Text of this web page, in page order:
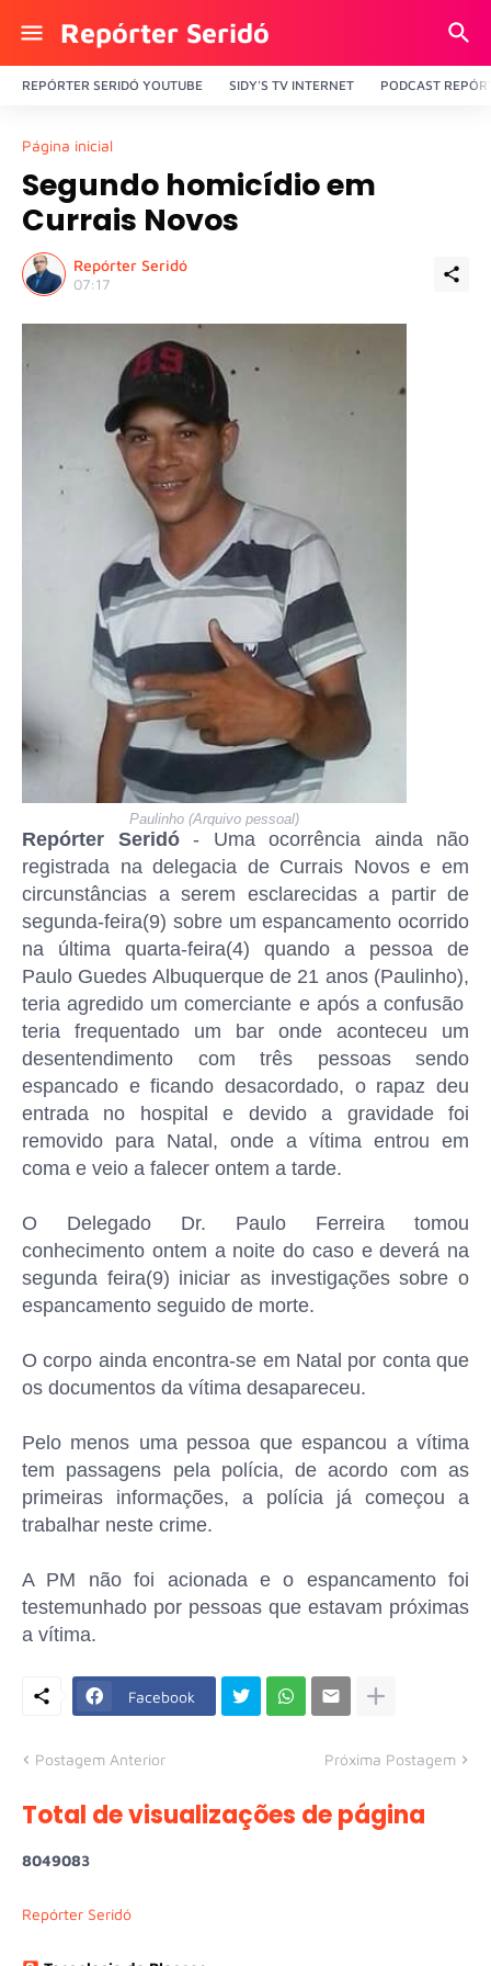
Repórter Seridó
REPÓRTER SERIDÓ YOUTUBE SIDY'S TV INTERNET PODCAST
Página inicial
Segundo homicídio em
Currais Novos
Repórter Seridó
07:17
Paulinho (Arquivo pessoal)
Repórter Seridó- Uma ocorrência ainda não
registrada na delegacia de Currais Novos e em
circunstâncias a serem esclarecidas a partir de
segunda-feira(9) sobre um espancamento ocorrido
na última quarta-feira(4) quando a pessoa de
Paulo Guedes Albuquerque de 21 anos (Paulinho),
teria agredido um comerciante e após a confusão
teria frequentado um bar onde aconteceu um
desentendimento com três pessoas sendo
espancado e ficando desacordado, o rapaz deu
entrada no hospital e devido a gravidade foi
removido para Natal, onde a vítima entrou em
coma e veio a falecer ontem a tarde.
O Delegado Dr. Paulo Ferreira tomou
conhecimento ontem a noite do caso e deverá na
segunda feira(9) iniciar as investigações sobre o
espancamento seguido de morte.
O corpo ainda encontra-se em Natal por conta que
os documentos da vítima desapareceu.
Pelo menos uma pessoa que espancou a vítima
tem passagens pela polícia, de acordo com as
primeiras informações, a polícia já começou a
trabalhar neste crime.
A PM não foi acionada e o espancamento foi
testemunhado por pessoas que estavam próximas
a vítima.
Facebook
Postagem Anterior Próxima Postagem
Total de visualizações de página
8049083
Repórter Seridó